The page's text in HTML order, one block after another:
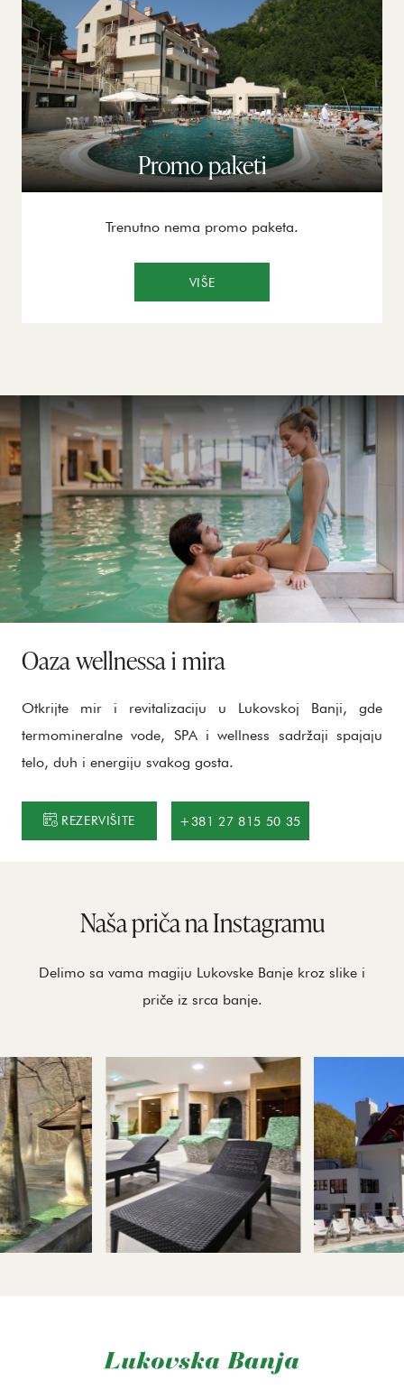
Promo paketi
Trenutno nema promo paketa.
VIŠE
Oaza wellnessa i mira
Otkrijte mir i revitalizaciju u Lukovskoj Banji, gde
termomineralne vode, SPA i wellness sadržaji spajaju
telo, duh i energiju svakog gosta.
REZERVIŠITE +381 27 815 50 35
Naša priča na Instagramu
Delimo sa vama magiju Lukovske Banje kroz slike i
priče iz srca banje.